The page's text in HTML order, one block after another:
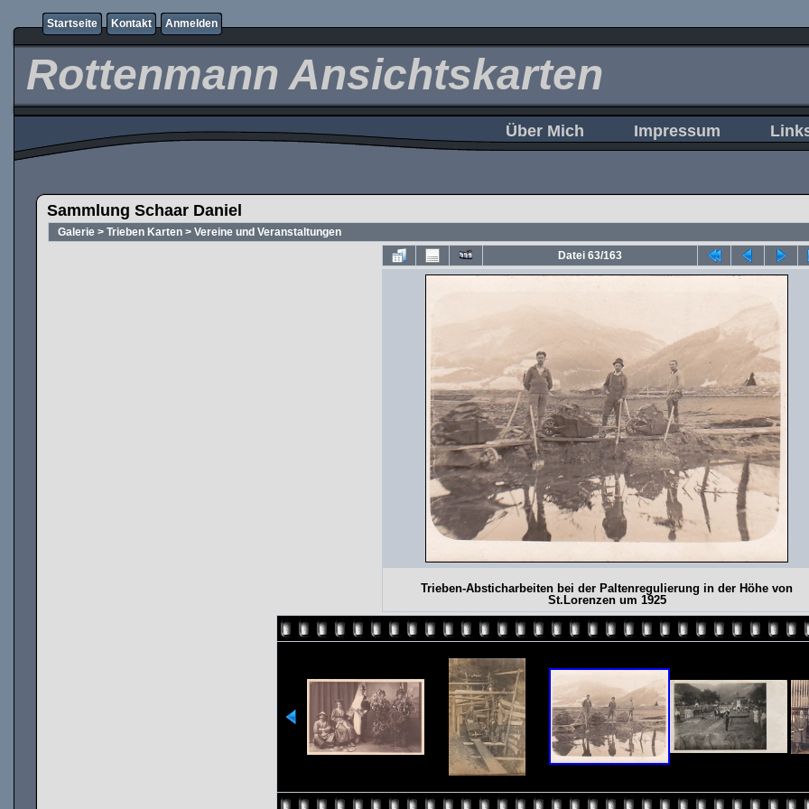
Startseite Kontakt Anmelden
Rottenmann Ansichtskarten
Über Mich Impressum
Sammlung Schaar Daniel
Galerie > Trieben Karten > Vereine und Veranstaltungen
Datei 63/163
Trieben-Absticharbeiten bei der Paltenregulierung in der Höhe von
St.Lorenzen um 1925